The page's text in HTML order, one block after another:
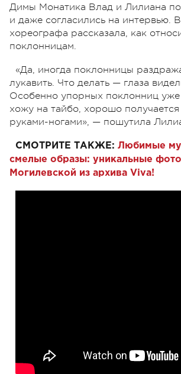
Димы Монатика Влад и Лилиана
и даже согласились на интервью.
хореографа рассказала, как
поклонницам.
«Да, иногда поклонницы
лукавить. Что делать — глаза
Особенно упорных поклонниц уже
хожу на тайбо, хорошо получается
руками-ногами», — пошутила
СМОТРИТЕ ТАКЖЕ: Любимые
смелые образы: уникальные фото
Могилевской из архива Viva!